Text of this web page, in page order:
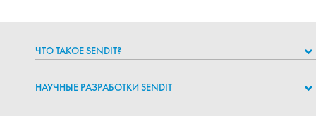
ЧТО ТАКОЕ SENDIT?
НАУЧНЫЕ РАЗРАБОТКИ SENDIT